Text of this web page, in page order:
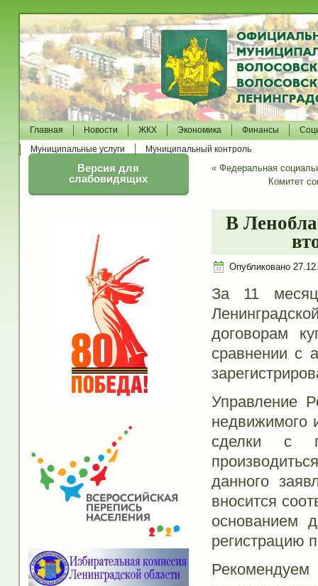
Главная Новости ЖКХ Экономика Финансы
Муниципальные услуги
Муниципальный контроль
Версия для
слабовидящих
« Федеральная
Комитет
В
Опубликовано
За 11
договорам
сравнении с
Управление
недвижимого
сделки с
данного
вносится
основанием
регистрацию